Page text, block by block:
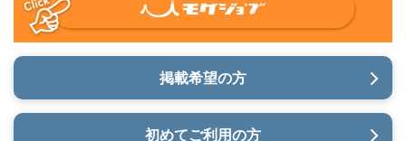
掲載希望の方
初めてご利用の方